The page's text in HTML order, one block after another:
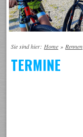
Sie sind hier: Home » Rennen
TERMINE